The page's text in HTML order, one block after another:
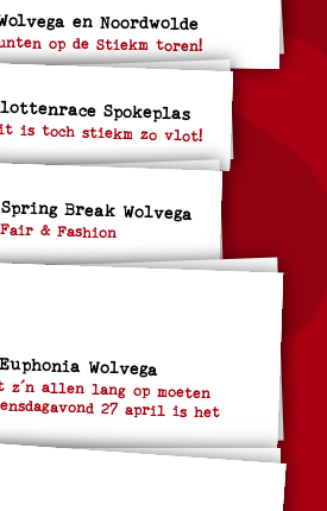
en Noordwolde
op de Stiekm toren!
Spokeplas
is toch stiekm zo vlot!
Spring Break Wolvega
Fair & Fashion
Wolvega
z´n allen lang op moeten
27 april is het